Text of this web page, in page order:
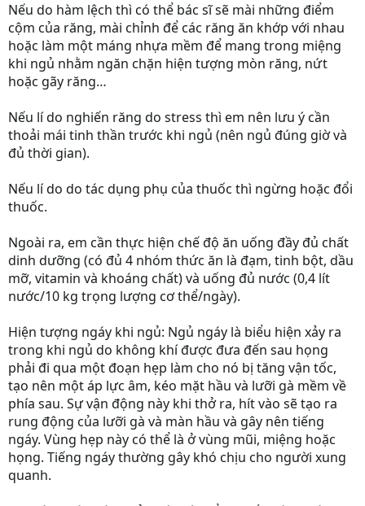
Nếu do hàm lệch thì có thể bác sĩ sẽ mài những điểm
cộm của răng, mài chỉnh để các răng ăn khớp với nhau
hoặc làm một máng nhựa mềm để mang trong miệng
khi ngủ nhằm ngăn chặn hiện tượng mòn răng, nứt
hoặc gãy răng…
Nếu lí do nghiến răng do stress thì em nên lưu ý cần
thoải mái tinh thần trước khi ngủ (nên ngủ đúng giờ và
đủ thời gian).
Nếu lí do do tác dụng phụ của thuốc thì ngừng hoặc đổi
thuốc.
Ngoài ra, em cần thực hiện chế độ ăn uống đầy đủ chất
dinh dưỡng (có đủ 4 nhóm thức ăn là đạm, tinh bột, dầu
mỡ, vitamin và khoáng chất) và uống đủ nước (0,4 lít
nước/10 kg trọng lượng cơ thể/ngày).
Hiện tượng ngáy khi ngủ: Ngủ ngáy là biểu hiện xảy ra
trong khi ngủ do không khí được đưa đến sau họng
phải đi qua một đoạn hẹp làm cho nó bị tăng vận tốc,
tạo nên một áp lực âm, kéo mặt hầu và lưỡi gà mềm về
phía sau. Sự vận động này khi thở ra, hít vào sẽ tạo ra
rung động của lưỡi gà và màn hầu và gây nên tiếng
ngáy. Vùng hẹp này có thể là ở vùng mũi, miệng hoặc
họng. Tiếng ngáy thường gây khó chịu cho người xung
quanh.